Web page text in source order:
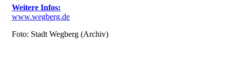
Weitere Infos:
www.wegberg.de
Foto: Stadt Wegberg (Archiv)